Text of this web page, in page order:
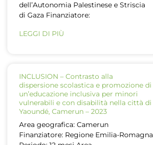
dell’Autonomia Palestinese e Striscia
di Gaza Finanziatore:
LEGGI DI PIÙ
INCLUSION – Contrasto alla
dispersione scolastica e promozione di
un’educazione inclusiva per minori
vulnerabili e con disabilità nella città di
Yaoundé, Camerun – 2023
Area geografica: Camerun
Finanziatore: Regione Emilia-Romagna